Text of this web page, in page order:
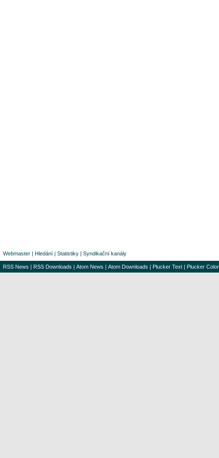
Webmaster | Hledání | Statistiky | Syndikační kanály
RSS News | RSS Downloads | Atom News | Atom Downloads | Plucker Text | Plucker Color